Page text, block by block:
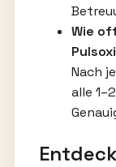
Wie
Nach
alle